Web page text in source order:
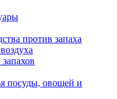
против запаха
посуды, овощей и